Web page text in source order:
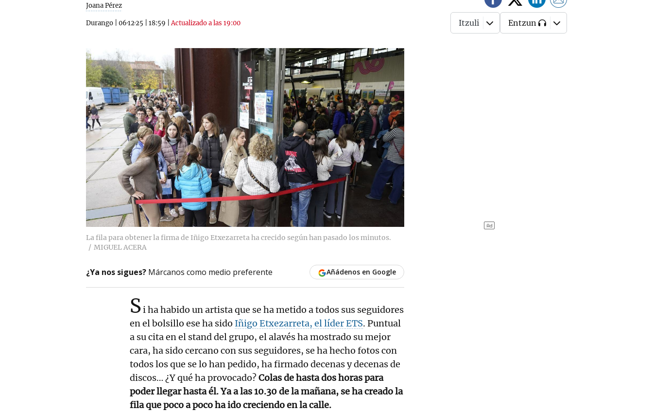
Joana Pérez
Durango 06·12·25 18:59 |Actualizado a las 19:00 Itzuli Entzun
La fila para obtener la firma de Iñigo Etxezarreta ha crecido según han pasado los minutos.
MIGUEL ACERA
¿Ya nos sigues? Márcanos como medio preferente Añádenos en Google
Si ha habido un artista que se ha metido a todos sus seguidores
en el bolsillo ese ha sido Iñigo Etxezarreta, el líder ETS. Puntual
a su cita en el stand del grupo, el alavés ha mostrado su mejor
cara, ha sido cercano con sus seguidores, se ha hecho fotos con
todos los que se lo han pedido, ha firmado decenas y decenas de
discos… ¿Y qué ha provocado?Colas de hasta dos horas para
poder llegar hasta él. Ya a las 10.30 de la mañana, se ha creado la
fila que poco a poco ha ido creciendo en la calle.